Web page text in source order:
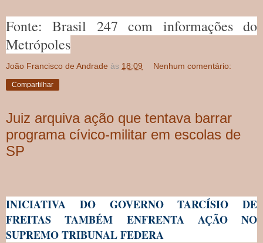
Fonte: Brasil 247 com informações do
Metrópoles
João Francisco de Andrade às 18:09 Nenhum comentário:
Compartilhar
Juiz arquiva ação que tentava barrar
programa cívico-militar em escolas de
SP
INICIATIVA DO GOVERNO TARCÍSIO DE
FREITAS TAMBÉM ENFRENTA AÇÃO NO
SUPREMO TRIBUNAL FEDERA